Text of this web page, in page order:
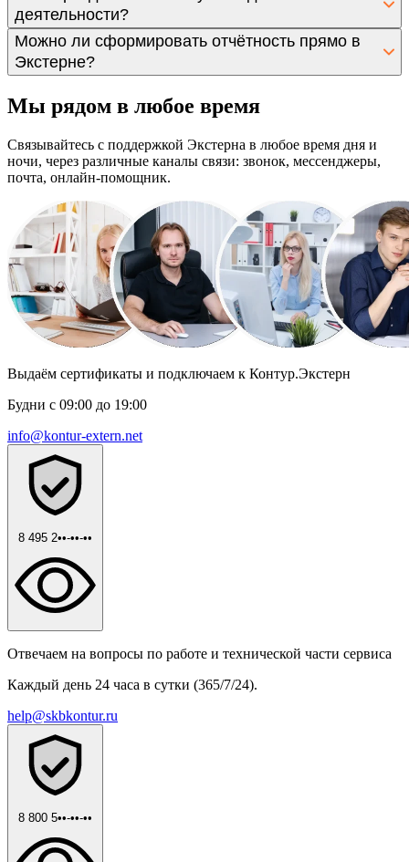
деятельности?
Можно ли сформировать отчётность прямо в
Экстерне?
Мы рядом в любое время
Связывайтесь с поддержкой Экстерна в любое время дня и
ночи, через различные каналы связи: звонок, мессенджеры,
почта, онлайн-помощник.
Выдаём сертификаты и подключаем к Контур.Экстерн
Будни с 09:00 до 19:00
info@kontur-extern.net
8 495 2••-••-••
Отвечаем на вопросы по работе и технической части сервиса
Каждый день 24 часа в сутки (365/7/24).
help@skbkontur.ru
8 800 5••-••-••